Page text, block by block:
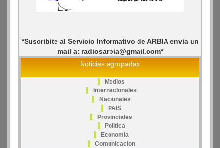
*Suscribite al Servicio Informativo de ARBIA envia un
mail a: radiosarbia@gmail.com*
Noticias agrupadas
Medios
Internacionales
Nacionales
PAIS
Provinciales
Politica
Economia
Comunicacion